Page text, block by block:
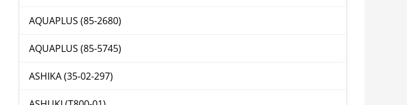
AQUAPLUS (85-2680)
AQUAPLUS (85-5745)
ASHIKA (35-02-297)